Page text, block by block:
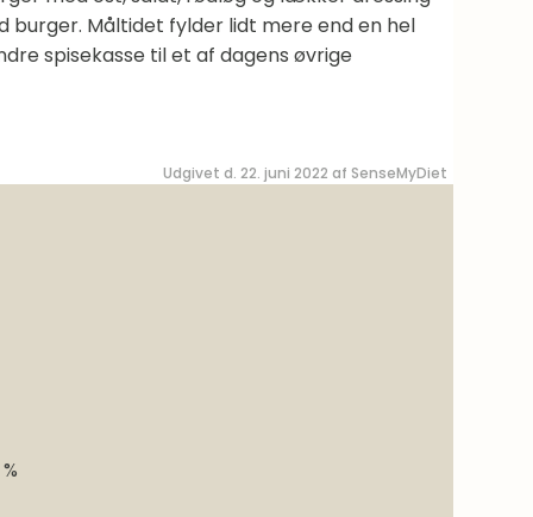
burger. Måltidet fylder lidt mere end en hel
spisekasse til et af dagens øvrige
Udgivet d. 22. juni 2022 af SenseMyDiet